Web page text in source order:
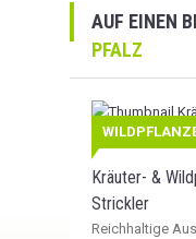
AUF EINEN
PFALZ
Kräuter- &
Strickler
Reichhaltige